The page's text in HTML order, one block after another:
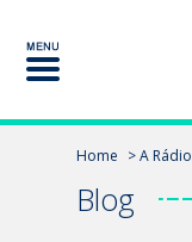
Home > A Rádio
Blog